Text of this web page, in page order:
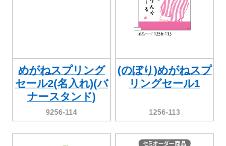
めがねスプリング
セール2(名入れ)(バ
ナースタンド)
9256-114
(のぼり)めがねスプ
リングセール1
1256-113